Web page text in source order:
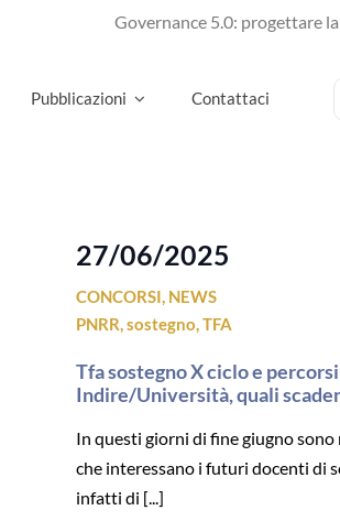
Governance 5.0: progettare la
Pubblicazioni Contattaci
27/06/2025
CONCORSI, NEWS
PNRR,sostegno,TFA
Tfa sostegno X ciclo e percorsi
Indire/Università, quali
In questi giorni di fine giugno
che interessano i futuri docenti di
infatti di [...]